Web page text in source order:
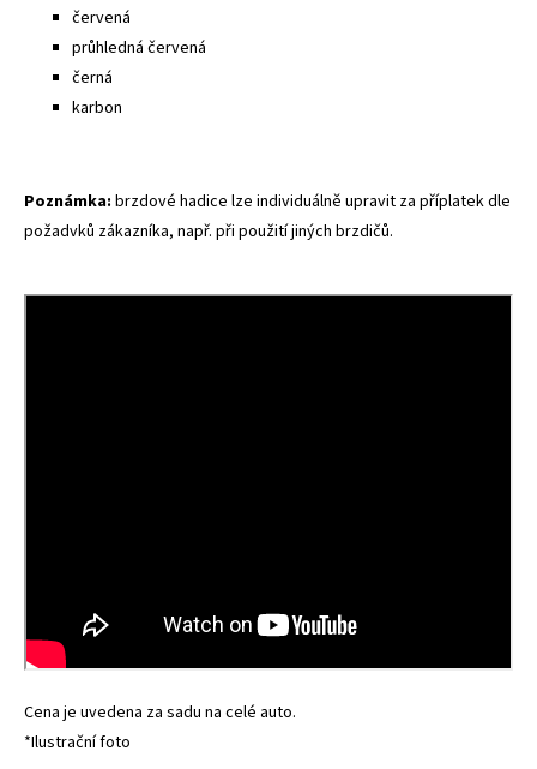
červená
průhledná červená
černá
karbon
Poznámka: brzdové hadice lze individuálně upravit za příplatek dle
požadvků zákazníka, např. při použití jiných brzdičů.
Cena je uvedena za sadu na celé auto.
*Ilustrační foto